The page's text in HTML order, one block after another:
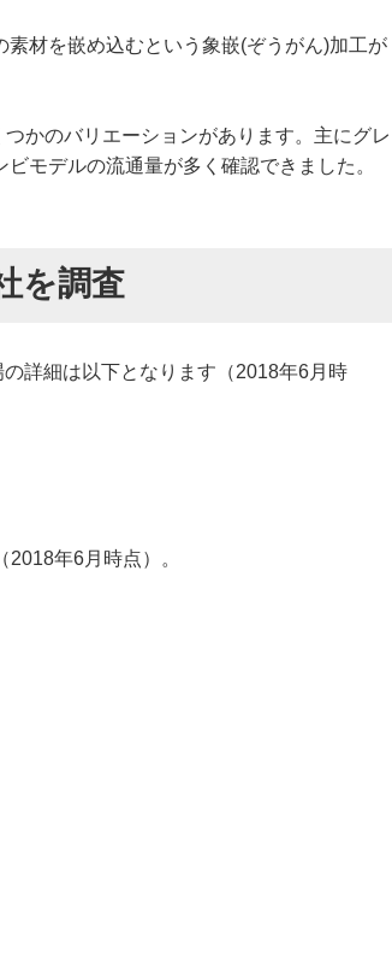
材を嵌め込むという象嵌(ぞうがん)加工が
かのバリエーションがあります。主にグレ
モデルの流通量が多く確認できました。
を調査
詳細は以下となります（2018年6月時
年6月時点）。